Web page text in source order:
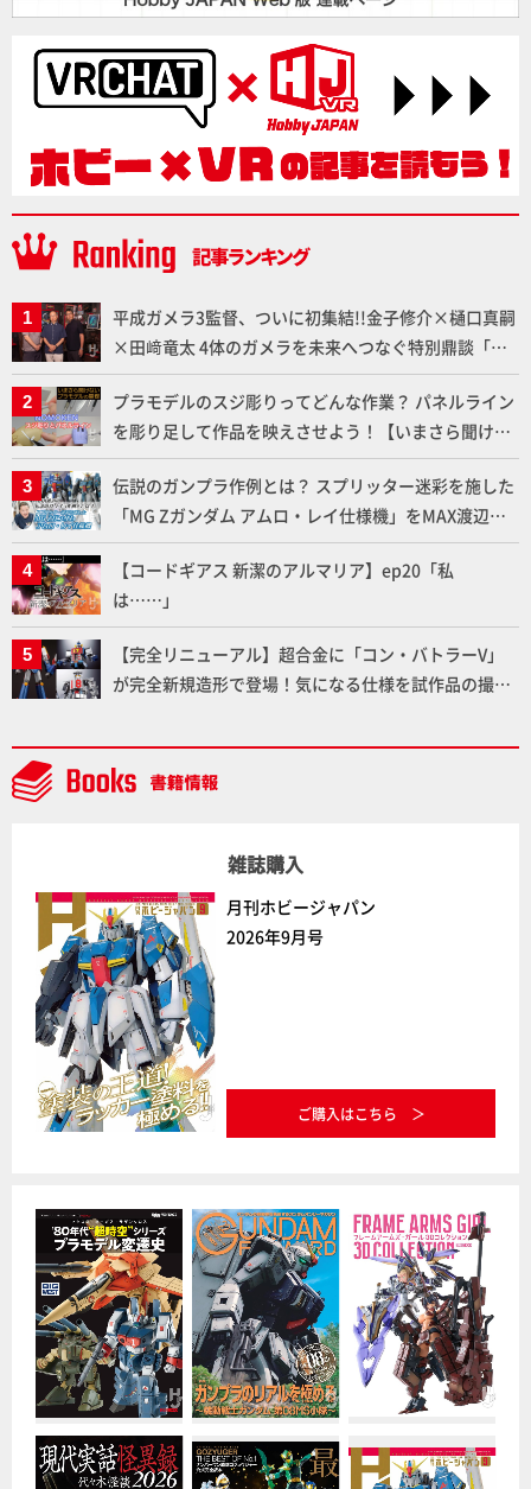
平成ガメラ3監督、ついに初集結!!金子修介×樋口真嗣
×田﨑竜太 4体のガメラを未来へつなぐ特別鼎談「ガ
メラ永久保存化プロジェクト FINAL」
プラモデルのスジ彫りってどんな作業？ パネルライン
を彫り足して作品を映えさせよう！【いまさら聞けな
いプラモデルの基礎：スジ彫りとパネルライン】
伝説のガンプラ作例とは？ スプリッター迷彩を施した
「MG Zガンダム アムロ・レイ仕様機」をMAX渡辺が
ふたたび塗る!!【試し読み】
【コードギアス 新潔のアルマリア】ep20「私
は……」
【完全リニューアル】超合金に「コン・バトラーV」
が完全新規造形で登場！気になる仕様を試作品の撮り
ト」セット情報もお届け！【超合金の魂】
雑誌購入
月刊ホビージャパン
2026年9月号
ご購入はこちら